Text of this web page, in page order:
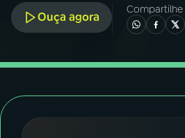
04PROGRAMAS
06VIDEOCASTS
Ouça agora
Compartilhe